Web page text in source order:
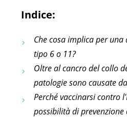
Indice:
Che cosa implica per
tipo 6 o 11?
Oltre al cancro del collo
patologie sono causate
Perché vaccinarsi contro
possibilità di